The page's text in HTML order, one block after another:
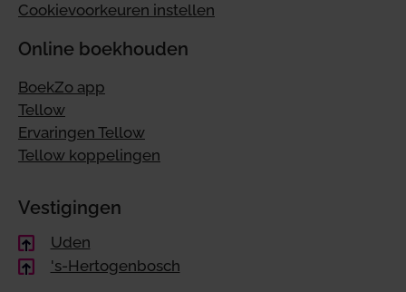
Cookievoorkeuren instellen
Online boekhouden
BoekZo app
Tellow
Ervaringen Tellow
Tellow koppelingen
Vestigingen
Uden
's-Hertogenbosch